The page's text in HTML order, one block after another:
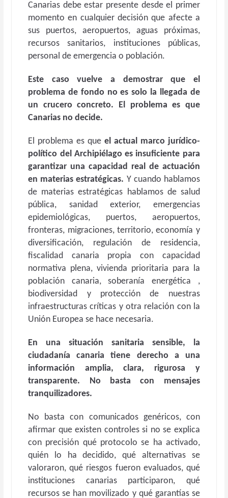
Canarias debe estar presente desde el primer
momento en cualquier decisión que afecte a
sus puertos, aeropuertos, aguas próximas,
recursos sanitarios, instituciones públicas,
personal de emergencia o población.
Este caso vuelve a demostrar que el
problema de fondo no es solo la llegada de
un crucero concreto. El problema es que
Canarias no decide.
El problema es que el actual marco jurídico-
político del Archipiélago es insuficiente para
garantizar una capacidad real de actuación
en materias estratégicas. Y cuando hablamos
de materias estratégicas hablamos de salud
pública, sanidad exterior, emergencias
epidemiológicas, puertos, aeropuertos,
fronteras, migraciones, territorio, economía y
diversificación, regulación de residencia,
fiscalidad canaria propia con capacidad
normativa plena, vivienda prioritaria para la
población canaria, soberanía energética ,
biodiversidad y protección de nuestras
infraestructuras críticas y otra relación con la
Unión Europea se hace necesaria.
En una situación sanitaria sensible, la
ciudadanía canaria tiene derecho a una
información amplia, clara, rigurosa y
transparente. No basta con mensajes
tranquilizadores.
No basta con comunicados genéricos, con
afirmar que existen controles si no se explica
con precisión qué protocolo se ha activado,
quién lo ha decidido, qué alternativas se
valoraron, qué riesgos fueron evaluados, qué
instituciones canarias participaron, qué
recursos se han movilizado y qué garantías se